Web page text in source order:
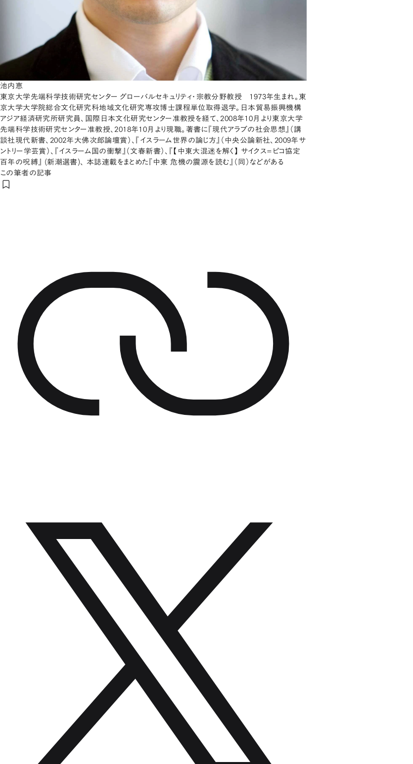
池内恵
東京大学先端科学技術研究センター グローバルセキュリティ・宗教分野教授 1973年生まれ。東
京大学大学院総合文化研究科地域文化研究専攻博士課程単位取得退学。日本貿易振興機構
アジア経済研究所研究員、国際日本文化研究センター准教授を経て、2008年10月より東京大学
先端科学技術研究センター准教授、2018年10月より現職。著書に『現代アラブの社会思想』（講
談社現代新書、2002年大佛次郎論壇賞）、『イスラーム世界の論じ方』（中央公論新社、2009年サ
ントリー学芸賞）、『イスラーム国の衝撃』（文春新書）、『【中東大混迷を解く】 サイクス=ピコ協定
百年の呪縛』 (新潮選書)、 本誌連載をまとめた『中東 危機の震源を読む』（同）などがある
この筆者の記事